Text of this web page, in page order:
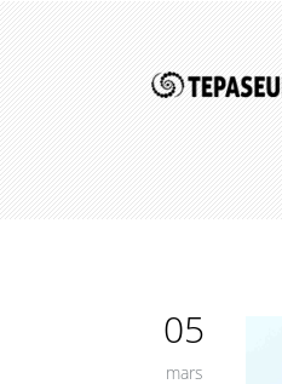
05
mars